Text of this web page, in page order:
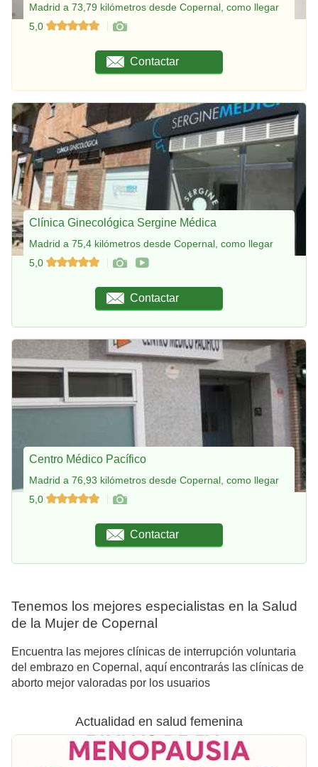
Madrid a 73,79 kilómetros desde Copernal, como llegar
5,0
Contactar
Clínica Ginecológica Sergine Médica
Madrid a 75,4 kilómetros desde Copernal, como llegar
5,0
Contactar
Centro Médico Pacífico
Madrid a 76,93 kilómetros desde Copernal, como llegar
5,0
Contactar
Tenemos los mejores especialistas en la Salud
de la Mujer de Copernal
Encuentra las mejores clínicas de interrupción voluntaria
del embrazo en Copernal, aquí encontrarás las clínicas de
aborto mejor valoradas por los usuarios
Actualidad en salud femenina